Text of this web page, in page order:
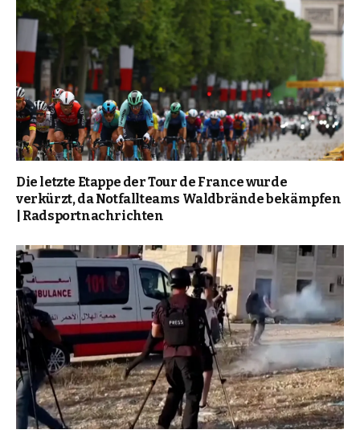
Die letzte Etappe der Tour de France wurde
verkürzt, da Notfallteams Waldbrände bekämpfen
| Radsportnachrichten